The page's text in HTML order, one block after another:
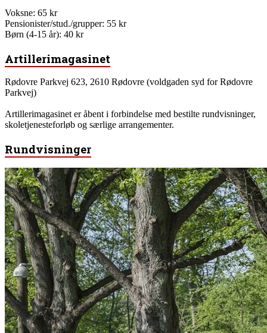
Voksne: 65 kr
Pensionister/stud./grupper: 55 kr
Børn (4-15 år): 40 kr
Artillerimagasinet
Rødovre Parkvej 623, 2610 Rødovre (voldgaden syd for Rødovre
Parkvej)
Artillerimagasinet er åbent i forbindelse med bestilte rundvisninger,
skoletjenesteforløb og særlige arrangementer.
Rundvisninger